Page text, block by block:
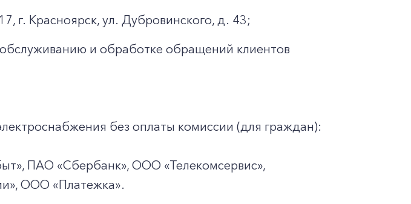
г. Красноярск, ул. Дубровинского, д. 43;
и обработке обращений клиентов
без оплаты комиссии (для граждан):
ПАО «Сбербанк», ООО «Телекомсервис»,
ООО «Платежка».